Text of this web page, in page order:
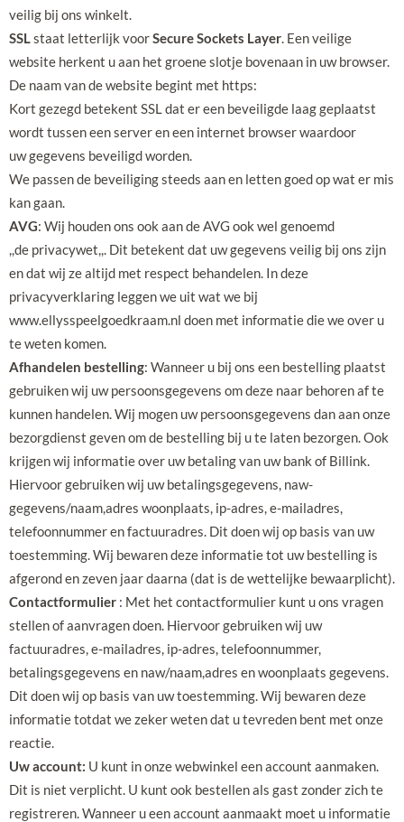
veilig bij ons winkelt.
SSL staat letterlijk voorSecure Sockets Layer . Een veilige
website herkent u aan het groene slotje bovenaan in uw browser.
De naam van de website begint met https:
Kort gezegd betekent SSL dat er een beveiligde laag geplaatst
wordt tussen een server en een internet browser waardoor
uw gegevens beveiligd worden.
We passen de beveiliging steeds aan en letten goed op wat er mis
kan gaan.
AVG: Wij houden ons ook aan de AVG ook wel genoemd
,,de privacywet,,. Dit betekent dat uw gegevens veilig bij ons zijn
en dat wij ze altijd met respect behandelen. In deze
privacyverklaring leggen we uit wat we bij
www.ellysspeelgoedkraam.nl doen met informatie die we over u
te weten komen.
Afhandelen bestelling: Wanneer u bij ons een bestelling plaatst
gebruiken wij uw persoonsgegevens om deze naar behoren af te
kunnen handelen. Wij mogen uw persoonsgegevens dan aan onze
bezorgdienst geven om de bestelling bij u te laten bezorgen. Ook
krijgen wij informatie over uw betaling van uw bank of Billink.
Hiervoor gebruiken wij uw betalingsgegevens, naw-
gegevens/naam,adres woonplaats, ip-adres, e-mailadres,
telefoonnummer en factuuradres. Dit doen wij op basis van uw
toestemming. Wij bewaren deze informatie tot uw bestelling is
afgerond en zeven jaar daarna (dat is de wettelijke bewaarplicht).
Contactformulier : Met het contactformulier kunt u ons vragen
stellen of aanvragen doen. Hiervoor gebruiken wij uw
factuuradres, e-mailadres, ip-adres, telefoonnummer,
betalingsgegevens en naw/naam,adres en woonplaats gegevens.
Dit doen wij op basis van uw toestemming. Wij bewaren deze
informatie totdat we zeker weten dat u tevreden bent met onze
reactie.
Uw account: U kunt in onze webwinkel een account aanmaken.
Dit is niet verplicht. U kunt ook bestellen als gast zonder zich te
registreren. Wanneer u een account aanmaakt moet u informatie